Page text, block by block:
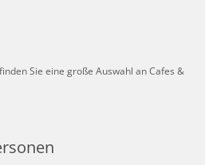
Sie eine große Auswahl an Cafes &